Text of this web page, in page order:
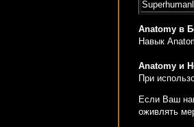
Anatomy в
Навык
Anatomy и
При
Если Ваш
оживлять